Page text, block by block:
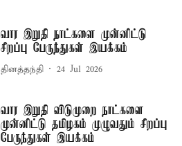
வார இறுதி நாட்களை முன்னிட்டு
சிறப்பு பேருந்துகள் இயக்கம்
தினத்தந்தி 24 Jul 2026
வார இறுதி விடுமுறை நாட்களை
முன்னிட்டு தமிழகம் முழுவதும் சிறப்பு
பேருந்துகள் இயக்கம்